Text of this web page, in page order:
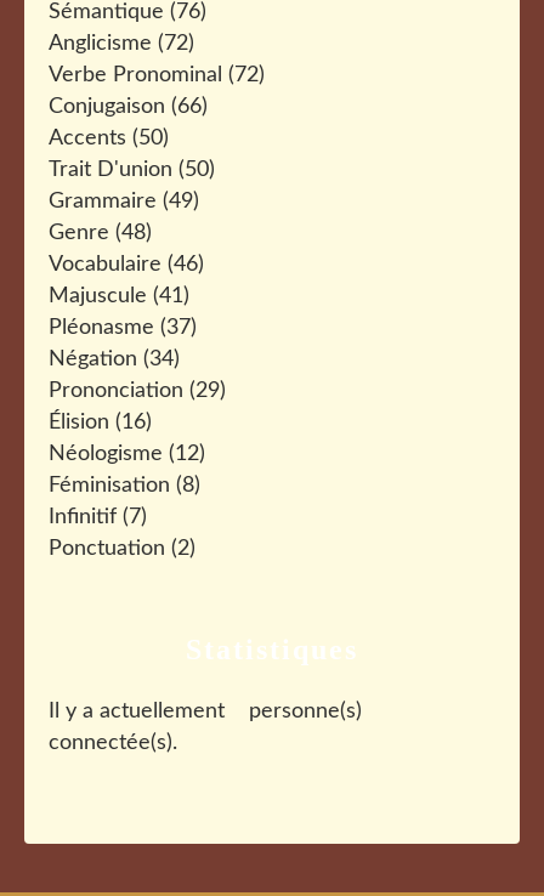
Sémantique (76)
Anglicisme (72)
Verbe Pronominal (72)
Conjugaison (66)
Accents (50)
Trait D'union (50)
Grammaire (49)
Genre (48)
Vocabulaire (46)
Majuscule (41)
Pléonasme (37)
Négation (34)
Prononciation (29)
Élision (16)
Néologisme (12)
Féminisation (8)
Infinitif (7)
Ponctuation (2)
Statistiques
Il y a actuellement
personne(s)
connectée(s).